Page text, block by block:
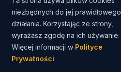
niezbędnych do jej prawidłowego
działania. Korzystając ze strony,
wyrażasz zgodę na ich używanie.
Więcej informacji w Polityce
Prywatności.